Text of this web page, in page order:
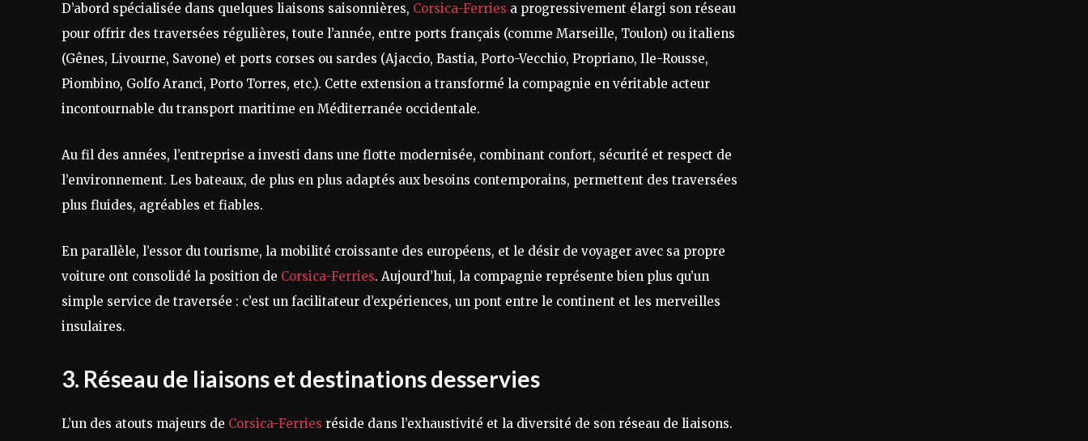
D’abord spécialisée dans quelques liaisons saisonnières, Corsica-Ferries a progressivement élargi son réseau
pour offrir des traversées régulières, toute l’année, entre ports français (comme Marseille, Toulon) ou italiens
(Gênes, Livourne, Savone) et ports corses ou sardes (Ajaccio, Bastia, Porto-Vecchio, Propriano, Ile-Rousse,
Piombino, Golfo Aranci, Porto Torres, etc.). Cette extension a transformé la compagnie en véritable acteur
incontournable du transport maritime en Méditerranée occidentale.
Au fil des années, l’entreprise a investi dans une flotte modernisée, combinant confort, sécurité et respect de
l’environnement. Les bateaux, de plus en plus adaptés aux besoins contemporains, permettent des traversées
plus fluides, agréables et fiables.
En parallèle, l’essor du tourisme, la mobilité croissante des européens, et le désir de voyager avec sa propre
voiture ont consolidé la position de Corsica-Ferries. Aujourd’hui, la compagnie représente bien plus qu’un
simple service de traversée : c’est un facilitateur d’expériences, un pont entre le continent et les merveilles
insulaires.
3. Réseau de liaisons et destinations desservies
L’un des atouts majeurs de Corsica-Ferries réside dans l’exhaustivité et la diversité de son réseau de liaisons.